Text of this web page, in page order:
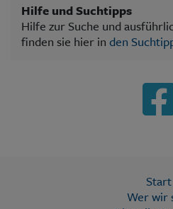
Hilfe und Suchtipps
Hilfe zur Suche und
finden sie hier in den
Start
Wer wir